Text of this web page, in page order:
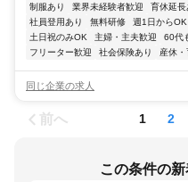
制服あり 業界未経験者歓迎 育休延長
社員登用あり
無料研修 週1日からOK
土日祝のみOK
主婦・主夫歓迎 60代
フリーター歓迎
社会保険あり 産休
同じ企業の求人
前へ 1 2
この条件の